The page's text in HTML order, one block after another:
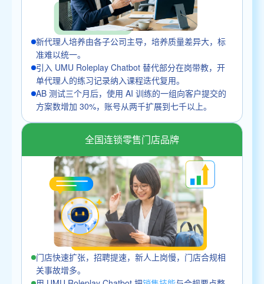
新代理人培养由各子公司主导，培养质量差异大，标
准难以统一。
引入 UMU Roleplay Chatbot 替代部分在岗带教，开
单代理人的练习记录纳入课程迭代复用。
AB 测试三个月后，使用 AI 训练的一组向客户提交的
方案数增加 30%，账号从两千扩展到七千以上。
全国连锁零售门店品牌
门店快速扩张，招聘提速，新人上岗慢，门店合规相
关事故增多。